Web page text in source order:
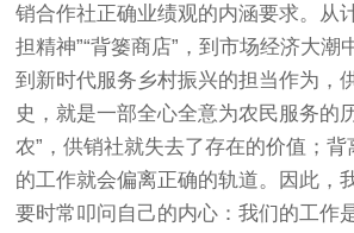
销合作社正确业绩观的内涵要求。从
担精神”“背篓商店”，到市场经济大潮
到新时代服务乡村振兴的担当作为，
史，就是一部全心全意为农民服务的
农”，供销社就失去了存在的价值；背
的工作就会偏离正确的轨道。因此，
要时常叩问自己的内心：我们的工作